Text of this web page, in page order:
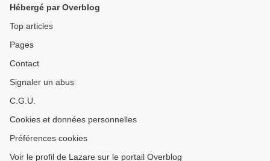
Hébergé par Overblog
Top articles
Pages
Contact
Signaler un abus
C.G.U.
Cookies et données personnelles
Préférences cookies
Voir le profil de Lazare sur le portail Overblog